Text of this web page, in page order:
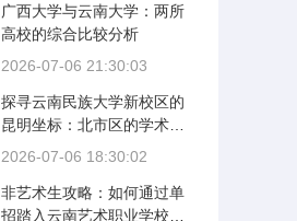
广西大学与云南大学：两所
高校的综合比较分析
2026-07-06 21:30:03
探寻云南民族大学新校区的
昆明坐标：北市区的学术绿
洲
2026-07-06 18:30:02
非艺术生攻略：如何通过单
招踏入云南艺术职业学校的